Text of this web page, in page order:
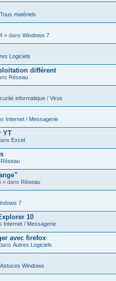
Tous matériels
» dans Windows 7
Logiciels
différent
Réseau
informatique / Virus
Internet / Messagerie
YT
Excel
Réseau
» dans Réseau
7
10
Internet / Messagerie
avec firefox
Autres Logiciels
Astuces Windows